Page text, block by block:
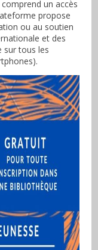
un accès
propose
ou au soutien
et des
sur tous les